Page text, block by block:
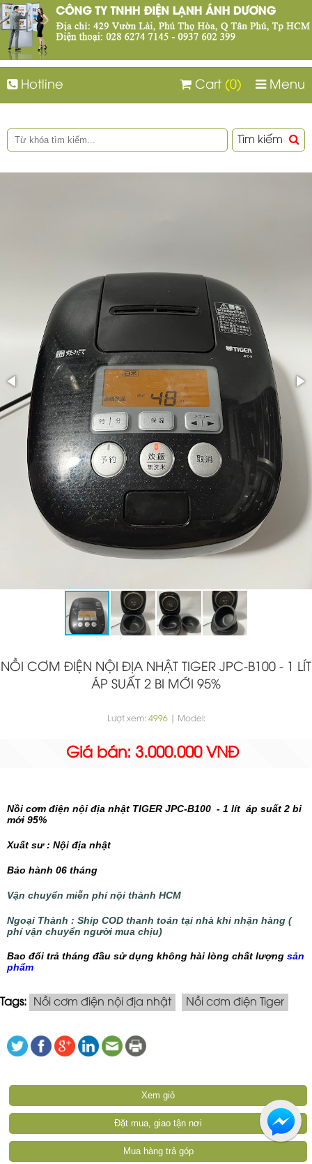
Hotline Menu
Cart (0)
Tìm kiếm
NỒI CƠM ĐIỆN NỘI ĐỊA NHẬT TIGER JPC-B100 - 1 LÍT
ÁP SUẤT 2 BI MỚI 95%
Lượt xem: 4996| Model:
Giá bán: 3.000.000 VNĐ
Nồi cơm điện nội địa nhật TIGER JPC-B100 - 1 lít áp suất 2 bi
mới 95%
Xuất sư : Nội địa nhật
Bảo hành 06 tháng
Vận chuyển miễn phí nội thành HCM
Ngoại Thành : Ship COD thanh toán tại nhà khi nhận hàng (
phí vận chuyển người mua chịu)
Bao đổi trả tháng đầu sử dụng không hài lòng chất lượng sản
phẩm
Tags: Nồi cơm điện nội địa nhật Nồi cơm điện Tiger
Xem giỏ
Đặt mua, giao tận nơi
Mua hàng trả góp